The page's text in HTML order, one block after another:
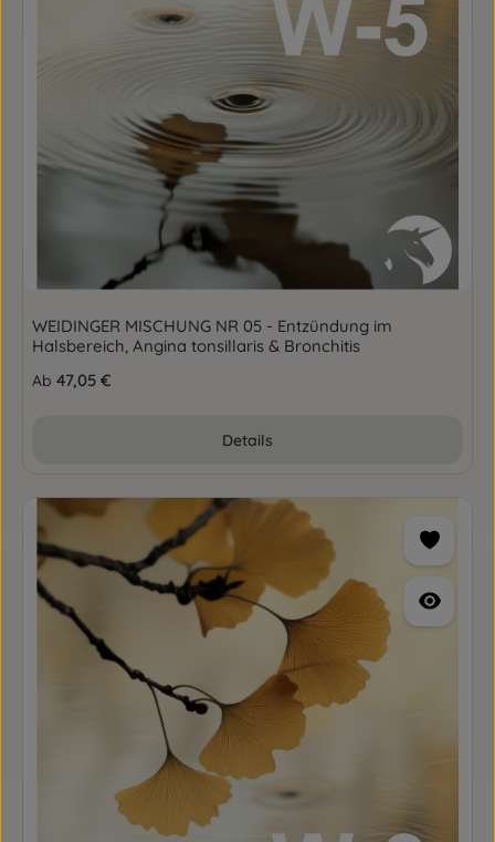
WEIDINGER MISCHUNG NR 05 - Entzündung im
Halsbereich, Angina tonsillaris & Bronchitis
Regulärer Preis:
Ab 47,05 €
Details